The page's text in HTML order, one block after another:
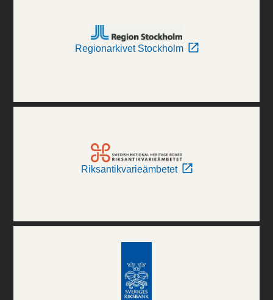
Regionarkivet Stockholm
Riksantikvarieämbetet